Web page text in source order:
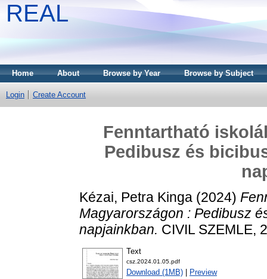
REAL
Home About Browse by Year Browse by Subject
Login Create Account
Fenntartható
Pedibusz és
Kézai, Petra Kinga (2024)
Magyarországon : Pedibusz
napjainkban. CIVIL SZEMLE,
Text
csz.2024.01.05.pdf
Download (1MB) Preview